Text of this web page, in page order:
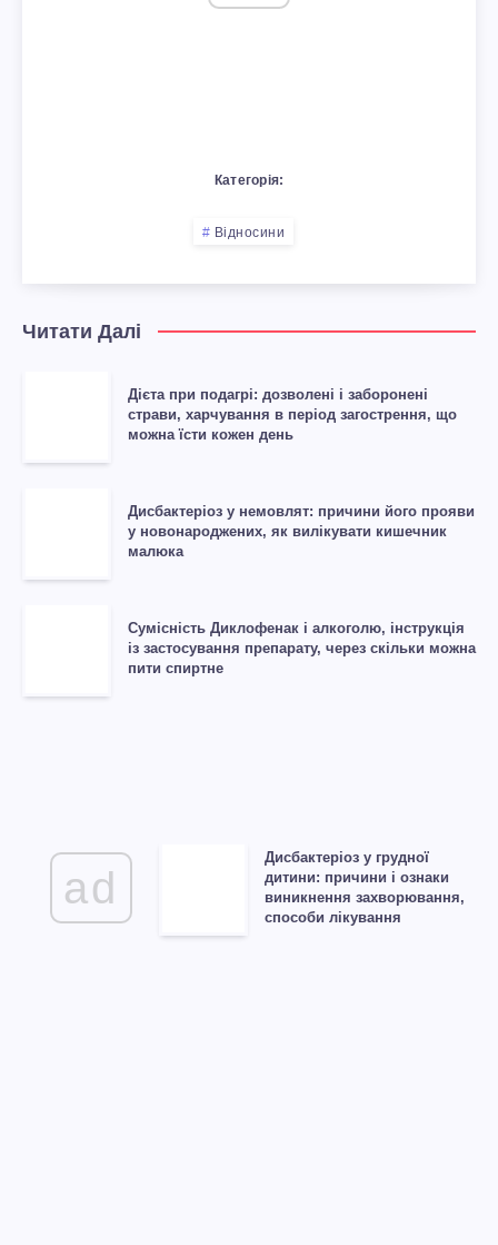
Категорія:
Відносини
Читати Далі
Дієта при подагрі: дозволені і заборонені
страви, харчування в період загострення, що
можна їсти кожен день
Дисбактеріоз у немовлят: причини його прояви
у новонароджених, як вилікувати кишечник
малюка
Сумісність Диклофенак і алкоголю, інструкція
із застосування препарату, через скільки можна
пити спиртне
ad
Дисбактеріоз у грудної
дитини: причини і ознаки
виникнення захворювання,
способи лікування